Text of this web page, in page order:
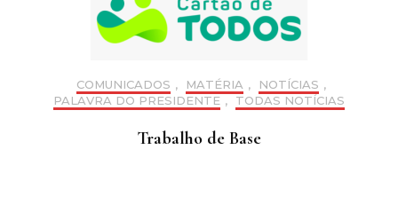
COMUNICADOS , MATÉRIA , NOTÍCIAS ,
PALAVRA DO PRESIDENTE , TODAS NOTÍCIAS
Trabalho de Base